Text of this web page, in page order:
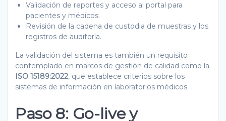
Validación de reportes y acceso al portal para
pacientes y médicos.
Revisión de la cadena de custodia de muestras y los
registros de auditoría.
La validación del sistema es también un requisito
contemplado en marcos de gestión de calidad como la
ISO 15189:2022, que establece criterios sobre los
sistemas de información en laboratorios médicos.
Paso 8: Go-live y